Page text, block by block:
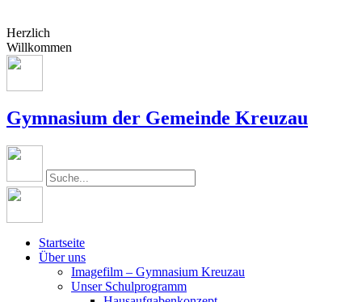
Herzlich
Willkommen
Gymnasium der Gemeinde Kreuzau
Startseite
Über uns
Imagefilm – Gymnasium Kreuzau
Unser Schulprogramm